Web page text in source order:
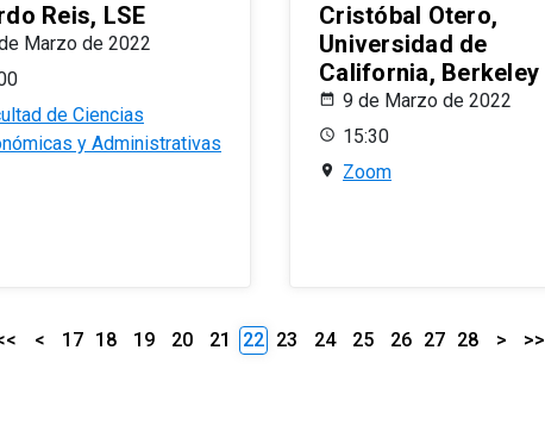
Reis, LSE
Marzo de 2022
de Ciencias
y Administrativas
Cristóbal Otero,
Universidad de
California, Berkeley
9 de Marzo de 2022
15:30
Zoom
< 17 18 19 20 21 22 23 24 25 26 27 28 > >>